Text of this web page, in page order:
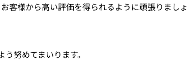
客様から高い評価を得られるように頑張りましょ
努めてまいります。